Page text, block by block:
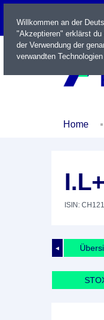
Home
ISIN:
◄
Willkommen an der
"Akzeptieren" erklärst
der Verwendung der
verwandten